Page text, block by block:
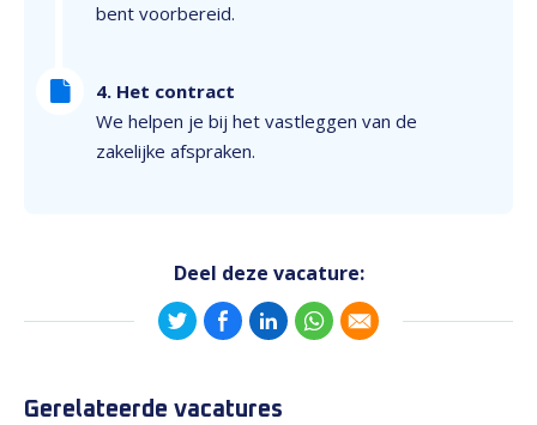
bent voorbereid.
4. Het contract
We helpen je bij het vastleggen van de
zakelijke afspraken.
Deel deze vacature:
Gerelateerde vacatures